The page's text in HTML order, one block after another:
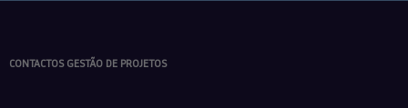
CONTACTOS GESTÃO DE PROJETOS